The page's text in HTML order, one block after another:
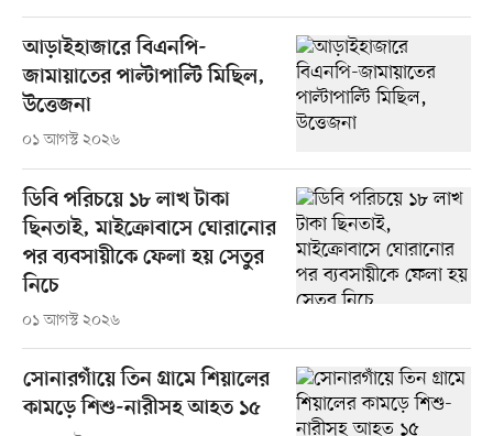
আড়াইহাজারে বিএনপি-
জামায়াতের পাল্টাপাল্টি মিছিল,
উত্তেজনা
০১ আগস্ট ২০২৬
ডিবি পরিচয়ে ১৮ লাখ টাকা
ছিনতাই, মাইক্রোবাসে ঘোরানোর
পর ব্যবসায়ীকে ফেলা হয় সেতুর
নিচে
০১ আগস্ট ২০২৬
সোনারগাঁয়ে তিন গ্রামে শিয়ালের
কামড়ে শিশু-নারীসহ আহত ১৫